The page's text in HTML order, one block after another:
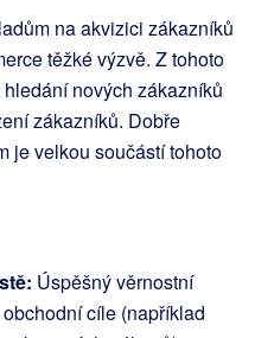
na akvizici zákazníků
těžké výzvě. Z tohoto
nových zákazníků
zákazníků. Dobře
je velkou součástí tohoto
Úspěšný věrnostní
cíle (například